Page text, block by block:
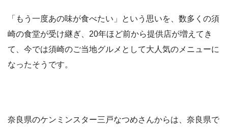
「もう一度あの味が食べたい」という思いを、数多くの須
崎の食堂が受け継ぎ、20年ほど前から提供店が増えてき
て、今では須崎のご当地グルメとして大人気のメニューに
なったそうです。
奈良県のケンミンスター三戸なつめさんからは、奈良県で